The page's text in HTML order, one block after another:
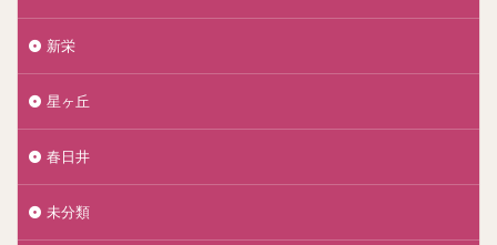
新栄
星ヶ丘
春日井
未分類